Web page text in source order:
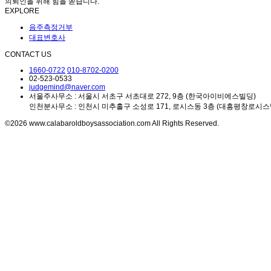
EXPLORE
음주측정거부
대표변호사
CONTACT US
1660-0722 010-8702-0200
02-523-0533
judgemind@naver.com
서울주사무소 : 서울시 서초구 서초대로 272, 9층 (한국아이비에스빌딩)
인천분사무소 : 인천시 미추홀구 소성로 171, 로시스동 3층 (대흥평창로시
©2026 www.calabaroldboysassociation.com All Rights Reserved.